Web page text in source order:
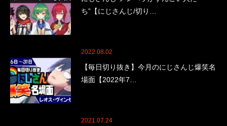
ち”【にじさんじ/切り…
2022.08.02
【毎日切り抜き】今月のにじさんじ爆笑名
場面【2022年7…
2021.07.24